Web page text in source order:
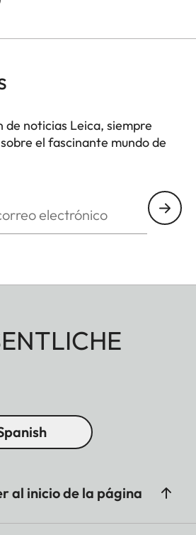
thumb rest merges with the
de noticias Leica, siempre
el fascinante mundo de
al inicio de la página